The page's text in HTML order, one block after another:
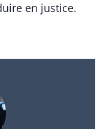
en justice.